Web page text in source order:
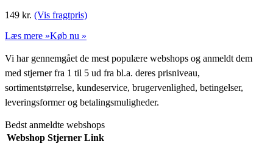
149 kr. (Vis fragtpris)
Læs mere »Køb nu »
Vi har gennemgået de mest populære webshops og anmeldt dem
med stjerner fra 1 til 5 ud fra bl.a. deres prisniveau,
sortimentstørrelse, kundeservice, brugervenlighed, betingelser,
leveringsformer og betalingsmuligheder.
Bedst anmeldte webshops
Webshop Stjerner Link